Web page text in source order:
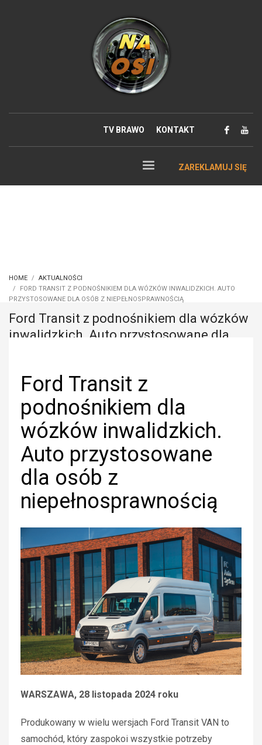
TV BRAWO KONTAKT
ZAREKLAMUJ SIĘ
HOME
AKTUALNOŚCI
FORD TRANSIT Z PODNOŚNIKIEM DLA WÓZKÓW INWALIDZKICH. AUTO
PRZYSTOSOWANE DLA OSÓB Z NIEPEŁNOSPRAWNOŚCIĄ
Ford Transit z podnośnikiem dla wózków
inwalidzkich. Auto przystosowane dla
Ford Transit z
podnośnikiem dla
wózków inwalidzkich.
Auto przystosowane
dla osób z
niepełnosprawnością
WARSZAWA, 28 listopada 2024 roku
Produkowany w wielu wersjach Ford Transit VAN to
samochód, który zaspokoi wszystkie potrzeby